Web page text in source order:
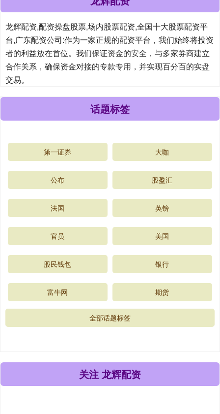
龙辉配资,配资操盘股票,场内股票配资,全国十大股票配资平
台,广东配资公司:作为一家正规的配资平台，我们始终将投资
者的利益放在首位。我们保证资金的安全，与多家券商建立
合作关系，确保资金对接的专款专用，并实现百分百的实盘
交易。
话题标签
第一证券 大咖
公布 股盈汇
法国 英镑
官员 美国
股民钱包 银行
富牛网 期货
全部话题标签
关注 龙辉配资